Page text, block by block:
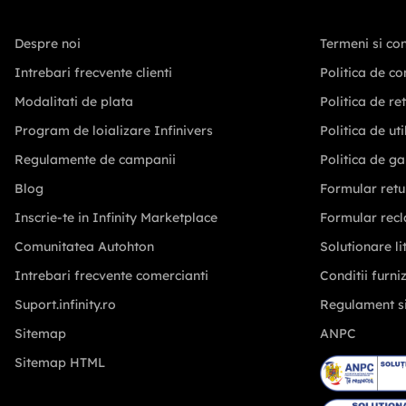
Despre noi
Intrebari frecvente clienti
Modalitati de plata
Program de loializare Infinivers
Regulamente de campanii
Blog
Inscrie-te in Infinity Marketplace
Comunitatea Autohton
Intrebari frecvente comercianti
Suport.infinity.ro
Sitemap
Sitemap HTML
Termeni si
Politica de
Politica de
Politica de
Politica de
Formular
Formular
Solutionare
Conditii
Regulament
ANPC